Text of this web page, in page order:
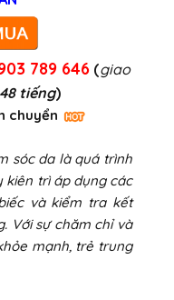
789 646(giao
48 tiếng)
chuyển
sóc da là quá trình
kiên trì áp dụng các
và kiểm tra kết
Với sự chăm chỉ và
mạnh, trẻ trung